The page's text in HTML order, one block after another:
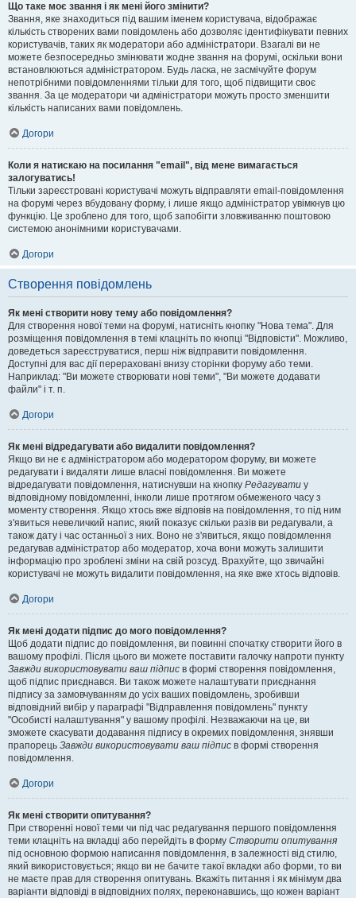
Що таке моє звання і як мені його змінити?
Звання, яке знаходиться під вашим іменем користувача, відображає
кількість створених вами повідомлень або дозволяє ідентифікувати певних
користувачів, таких як модератори або адміністратори. Взагалі ви не
можете безпосередньо змінювати жодне звання на форумі, оскільки вони
встановлюються адміністратором. Будь ласка, не засмічуйте форум
непотрібними повідомленнями тільки для того, щоб підвищити своє
звання. За це модератори чи адміністратори можуть просто зменшити
кількість написаних вами повідомлень.
Догори
Коли я натискаю на посилання "email", від мене вимагається
залогуватись!
Тільки зареєстровані користувачі можуть відправляти email-повідомлення
на форумі через вбудовану форму, і лише якщо адміністратор увімкнув цю
функцію. Це зроблено для того, щоб запобігти зловживанню поштовою
системою анонімними користувачами.
Догори
Створення повідомлень
Як мені створити нову тему або повідомлення?
Для створення нової теми на форумі, натисніть кнопку "Нова тема". Для
розміщення повідомлення в темі клацніть по кнопці "Відповісти". Можливо,
доведеться зареєструватися, перш ніж відправити повідомлення.
Доступні для вас дії перераховані внизу сторінки форуму або теми.
Наприклад: "Ви можете створювати нові теми", "Ви можете додавати
файли" і т. п.
Догори
Як мені відредагувати або видалити повідомлення?
Якщо ви не є адміністратором або модератором форуму, ви можете
редагувати і видаляти лише власні повідомлення. Ви можете
відредагувати повідомлення, натиснувши на кнопку Редагувати у
відповідному повідомленні, інколи лише протягом обмеженого часу з
моменту створення. Якщо хтось вже відповів на повідомлення, то під ним
з'явиться невеличкий напис, який показує скільки разів ви редагували, а
також дату і час останньої з них. Воно не з'явиться, якщо повідомлення
редагував адміністратор або модератор, хоча вони можуть залишити
інформацію про зроблені зміни на свій розсуд. Врахуйте, що звичайні
користувачі не можуть видалити повідомлення, на яке вже хтось відповів.
Догори
Як мені додати підпис до мого повідомлення?
Щоб додати підпис до повідомлення, ви повинні спочатку створити його в
вашому профілі. Після цього ви можете поставити галочку напроти пункту
Завжди використовувати ваш підпис в формі створення повідомлення,
щоб підпис приєднався. Ви також можете налаштувати приєднання
підпису за замовчуванням до усіх ваших повідомлень, зробивши
відповідний вибір у параграфі "Відправлення повідомлень" пункту
"Особисті налаштування" у вашому профілі. Незважаючи на це, ви
зможете скасувати додавання підпису в окремих повідомлення, знявши
прапорець Завжди використовувати ваш підпис в формі створення
повідомлення.
Догори
Як мені створити опитування?
При створенні нової теми чи під час редагування першого повідомлення
теми клацніть на вкладці або перейдіть в форму Створити опитування
під основною формою написання повідомлення, в залежності від стилю,
який використовується; якщо ви не бачите такої вкладки або форми, то ви
не маєте прав для створення опитувань. Вкажіть питання і як мінімум два
варіанти відповіді в відповідних полях, переконавшись, що кожен варіант